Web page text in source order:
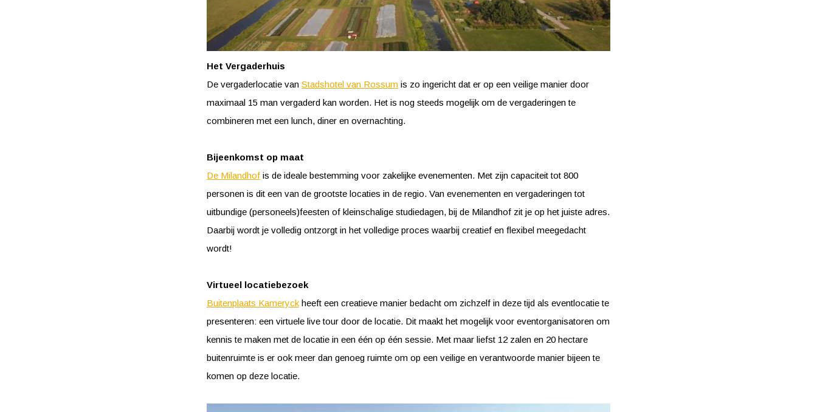
Het Vergaderhuis
De vergaderlocatie van Stadshotel van Rossum is zo ingericht dat er op een veilige manier door
maximaal 15 man vergaderd kan worden. Het is nog steeds mogelijk om de vergaderingen te
combineren met een lunch, diner en overnachting.
Bijeenkomst op maat
De Milandhof is de ideale bestemming voor zakelijke evenementen. Met zijn capaciteit tot 800
personen is dit een van de grootste locaties in de regio. Van evenementen en vergaderingen tot
uitbundige (personeels)feesten of kleinschalige studiedagen, bij de Milandhof zit je op het juiste adres.
Daarbij wordt je volledig ontzorgt in het volledige proces waarbij creatief en flexibel meegedacht
wordt!
Virtueel locatiebezoek
Buitenplaats Kameryck heeft een creatieve manier bedacht om zichzelf in deze tijd als eventlocatie te
presenteren: een virtuele live tour door de locatie. Dit maakt het mogelijk voor eventorganisatoren om
kennis te maken met de locatie in een één op één sessie. Met maar liefst 12 zalen en 20 hectare
buitenruimte is er ook meer dan genoeg ruimte om op een veilige en verantwoorde manier bijeen te
komen op deze locatie.